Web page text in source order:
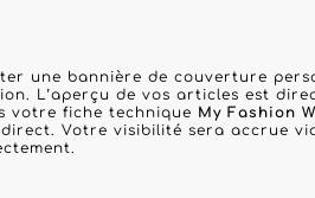
une bannière de couverture
L’aperçu de vos articles est
votre fiche technique My Fashion
Votre visibilité sera accrue